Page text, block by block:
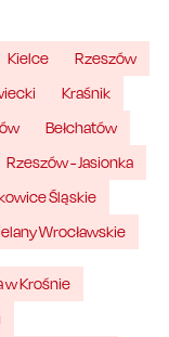
Kielce
Rzeszów
Kraśnik
Bełchatów
Rzeszów - Jasionka
Śląskie
Wrocławskie
w Krośnie